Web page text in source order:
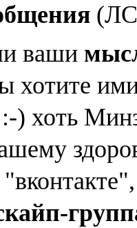
ваши
хотите
:-) хоть